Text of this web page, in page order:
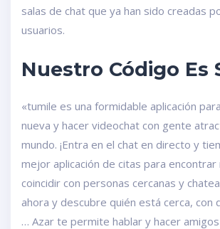
salas de chat que ya han sido creadas
usuarios.
Nuestro Código Es
«tumile es una formidable aplicación
nueva y hacer videochat con gente
mundo. ¡Entra en el chat en directo y
mejor aplicación de citas para encontrar
coincidir con personas cercanas y
ahora y descubre quién está cerca, con
… Azar te permite hablar y hacer